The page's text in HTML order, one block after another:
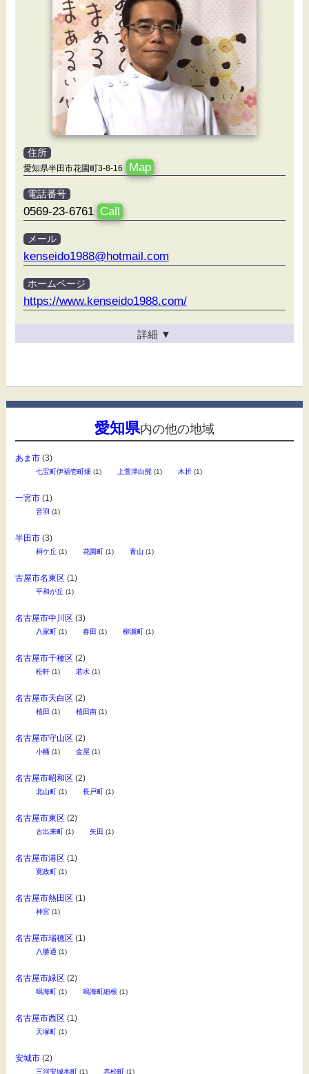
住所
愛知県半田市花園町3-8-16 Map
電話番号
0569-23-6761 Call
メール
kenseido1988@hotmail.com
ホームページ
https://www.kenseido1988.com/
詳細 ▼
愛知県内の他の地域
あま市(3)
七宝町伊福壱町畑 (1) 上萱津白髭(1) 木折(1)
一宮市(1)
音羽 (1)
半田市(3)
桐ケ丘 (1) 花園町(1) 青山 (1)
古屋市名東区 (1)
平和が丘 (1)
名古屋市中川区 (3)
八家町(1) 春田 (1) 柳瀬町(1)
名古屋市千種区 (2)
松軒(1) 若水 (1)
名古屋市天白区 (2)
植田 (1) 植田南(1)
名古屋市守山区 (2)
小幡(1) 金屋 (1)
名古屋市昭和区 (2)
北山町(1) 長戸町(1)
名古屋市東区 (2)
古出来町(1) 矢田 (1)
名古屋市港区 (1)
寛政町(1)
名古屋市熱田区 (1)
神宮(1)
名古屋市瑞穂区 (1)
八勝通 (1)
名古屋市緑区 (2)
鳴海町(1) 鳴海町細根 (1)
名古屋市西区 (1)
天塚町(1)
安城市(2)
三河安城本町(1) 赤松町(1)